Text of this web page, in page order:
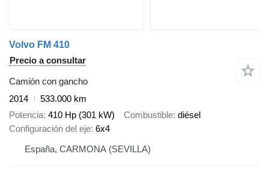
Volvo FM 410
Precio a consultar
Camión con gancho
2014
533.000 km
Potencia 410 Hp (301 kW) Combustible diésel
Configuración del eje 6x4
España, CARMONA (SEVILLA)